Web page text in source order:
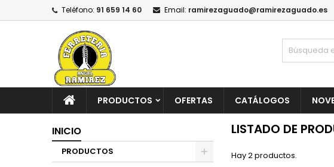
Teléfono: 91 659 14 60 Email: ramirezaguado@ramirezaguado.es
PRODUCTOS OFERTAS CATÁLOGOS
INICIO
PRODUCTOS
LISTADO DE
Hay 2 productos.